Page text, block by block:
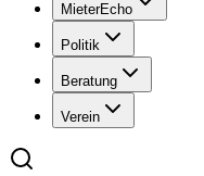
MieterEcho
Politik
Beratung
Verein